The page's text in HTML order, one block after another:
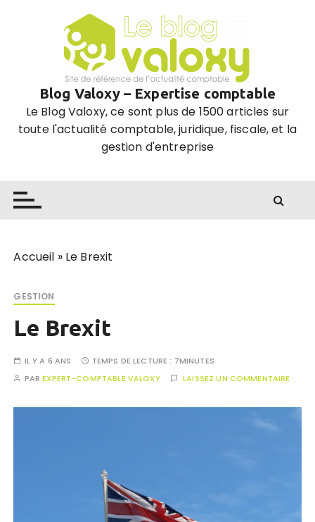
Blog Valoxy – Expertise comptable
Le Blog Valoxy, ce sont plus de 1500 articles sur
toute l'actualité comptable, juridique, fiscale, et la
gestion d'entreprise
Accueil » Le Brexit
GESTION
Le Brexit
IL Y A 6 ANS TEMPS DE LECTURE : 7MINUTES
PAREXPERT-COMPTABLE VALOXY LAISSEZ UN COMMENTAIRE